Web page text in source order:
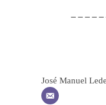
– – – – –
José Manuel